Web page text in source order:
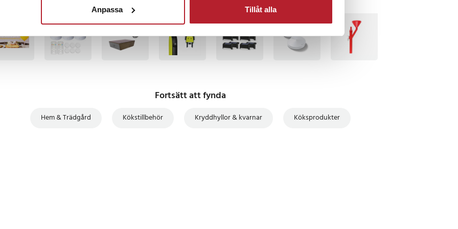
Anpassa Tillåt alla
Självhäftande remsor eller
med avrundade hörn
höjd, fuktsäker,
Fortsätt att fynda
Hem & Trädgård Kökstillbehör Kryddhyllor & kvarnar Köksprodukter